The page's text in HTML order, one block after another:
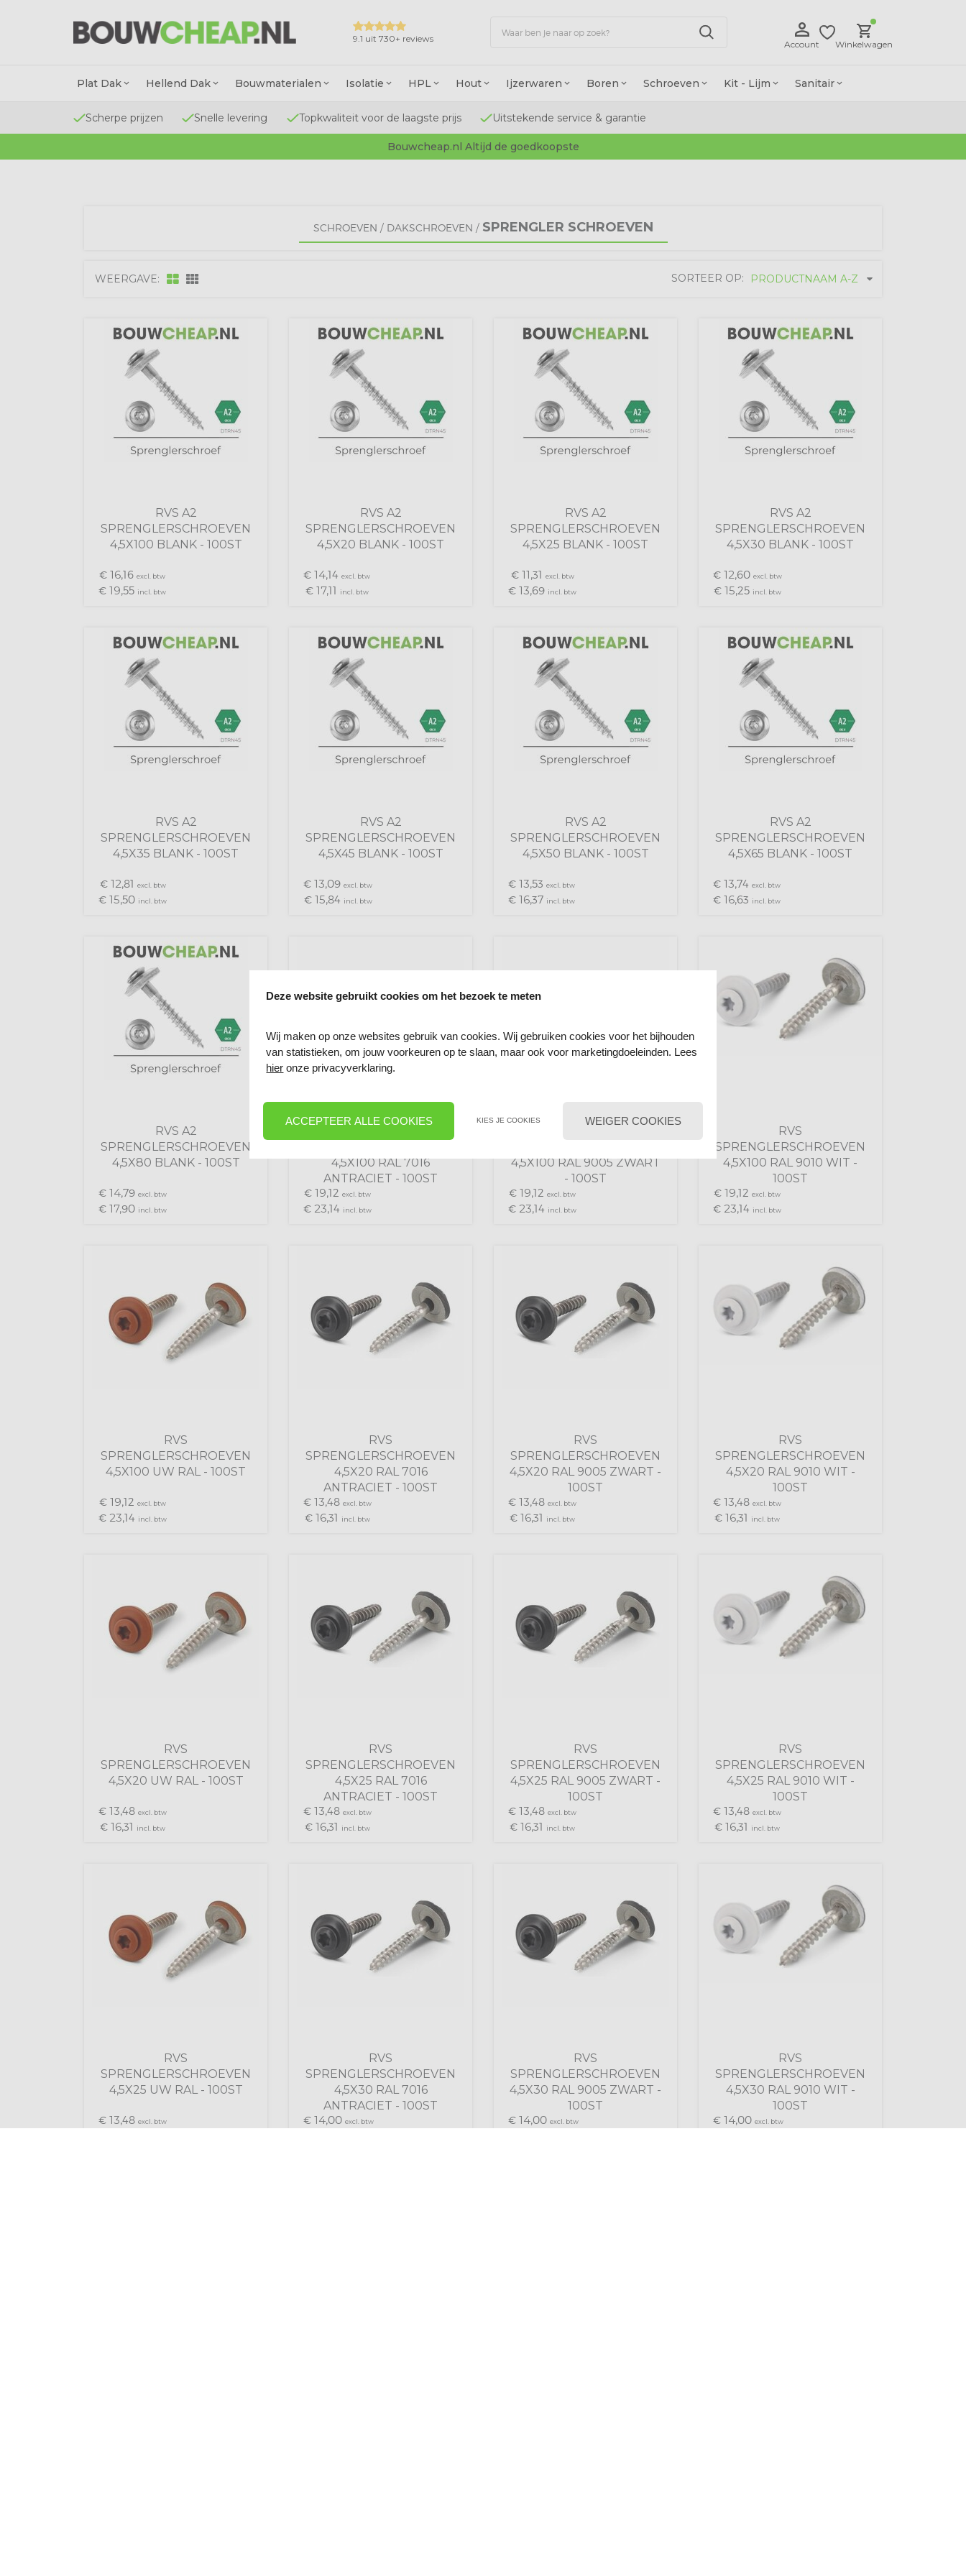
9.1 uit 730+ reviews
Account Winkelwagen
Plat Dak Hellend Dak Bouwmaterialen Isolatie HPL Hout Ijzerwaren Boren Schroeven Kit - Lijm Sanitair
Scherpe prijzen Snelle levering Topkwaliteit voor de laagste prijs Uitstekende service & garantie
Bouwcheap.nl Altijd de goedkoopste
SCHROEVEN / DAKSCHROEVEN / SPRENGLER SCHROEVEN
SORTEER OP: PRODUCTNAAM A-Z
WEERGAVE:
RVS A2
SPRENGLERSCHROEVEN
4,5X100 BLANK - 100ST
€ 16,16 excl. btw
€ 19,55 incl. btw
RVS A2
SPRENGLERSCHROEVEN
4,5X20 BLANK - 100ST
€ 14,14 excl. btw
€17,11 incl. btw
RVS A2
SPRENGLERSCHROEVEN
4,5X25 BLANK - 100ST
€11,31 excl. btw
€ 13,69 incl. btw
RVS A2
SPRENGLERSCHROEVEN
4,5X30 BLANK - 100ST
€ 12,60 excl. btw
€ 15,25 incl. btw
RVS A2
SPRENGLERSCHROEVEN
4,5X35 BLANK - 100ST
€12,81 excl. btw
€ 15,50 incl. btw
RVS A2
SPRENGLERSCHROEVEN
4,5X45 BLANK - 100ST
€ 13,09 excl. btw
€15,84 incl. btw
RVS A2
SPRENGLERSCHROEVEN
4,5X50 BLANK - 100ST
€ 13,53 excl. btw
€ 16,37 incl. btw
RVS A2
SPRENGLERSCHROEVEN
4,5X65 BLANK - 100ST
€ 13,74 excl. btw
€ 16,63 incl. btw
RVS A2
SPRENGLERSCHROEVEN
4,5X80 BLANK - 100ST
€ 14,79 excl. btw
€ 17,90 incl. btw
4,5X100 RAL 7016
ANTRACIET - 100ST
€ 19,12 excl. btw
€ 23,14 incl. btw
4,5X100 RAL 9005 ZWART
- 100ST
€ 19,12 excl. btw
€ 23,14 incl. btw
RVS
SPRENGLERSCHROEVEN
4,5X100 RAL 9010 WIT -
100ST
€ 19,12 excl. btw
€ 23,14 incl. btw
RVS
SPRENGLERSCHROEVEN
4,5X100 UW RAL - 100ST
€ 19,12 excl. btw
€ 23,14 incl. btw
RVS
SPRENGLERSCHROEVEN
4,5X20 RAL 7016
ANTRACIET - 100ST
€ 13,48 excl. btw
€ 16,31 incl. btw
RVS
SPRENGLERSCHROEVEN
4,5X20 RAL 9005 ZWART -
100ST
€ 13,48 excl. btw
€ 16,31 incl. btw
RVS
SPRENGLERSCHROEVEN
4,5X20 RAL 9010 WIT -
100ST
€ 13,48 excl. btw
€ 16,31 incl. btw
RVS
SPRENGLERSCHROEVEN
4,5X20 UW RAL - 100ST
€ 13,48 excl. btw
€ 16,31 incl. btw
RVS
SPRENGLERSCHROEVEN
4,5X25 RAL 7016
ANTRACIET - 100ST
€ 13,48 excl. btw
€ 16,31 incl. btw
RVS
SPRENGLERSCHROEVEN
4,5X25 RAL 9005 ZWART -
100ST
€ 13,48 excl. btw
€ 16,31 incl. btw
RVS
SPRENGLERSCHROEVEN
4,5X25 RAL 9010 WIT -
100ST
€ 13,48 excl. btw
€ 16,31 incl. btw
RVS
SPRENGLERSCHROEVEN
4,5X25 UW RAL - 100ST
€ 13,48 excl. btw
RVS
SPRENGLERSCHROEVEN
4,5X30 RAL 7016
ANTRACIET - 100ST
€ 14,00 excl. btw
RVS
SPRENGLERSCHROEVEN
4,5X30 RAL 9005 ZWART -
100ST
€ 14,00 excl. btw
RVS
SPRENGLERSCHROEVEN
4,5X30 RAL 9010 WIT -
100ST
€ 14,00 excl. btw
Deze website gebruikt cookies om het bezoek te meten
Wij maken op onze websites gebruik van cookies. Wij gebruiken cookies voor het bijhouden
van statistieken, om jouw voorkeuren op te slaan, maar ook voor marketingdoeleinden. Lees
hier onze privacyverklaring.
ACCEPTEER ALLE COOKIES KIES JE COOKIES WEIGER COOKIES